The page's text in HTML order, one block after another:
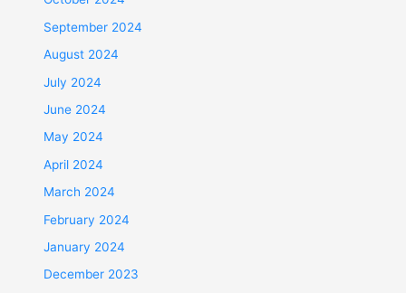
September 2024
August 2024
July 2024
June 2024
May 2024
April 2024
March 2024
February 2024
January 2024
December 2023